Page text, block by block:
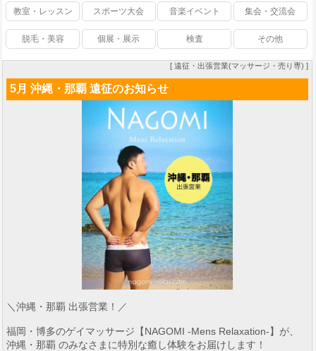
教室・レッスン
スポーツ大会 音楽イベント 集会・交流会
脱毛・美容 個展・展示 検査 その他
[ 遠征・出張営業(マッサージ・売り専) ]
5月 沖縄・那覇 遠征のお知らせ
＼沖縄・那覇 出張営業！／
福岡・博多のゲイマッサージ【NAGOMI -Mens Relaxation-】が、
沖縄・那覇 のみなさまに特別な癒し体験をお届けします！